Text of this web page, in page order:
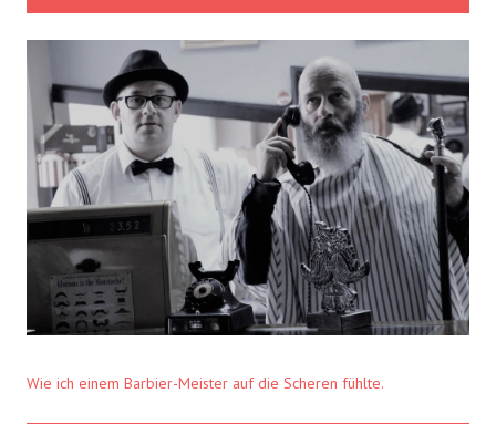
Wie ich einem Barbier-Meister auf die Scheren fühlte.